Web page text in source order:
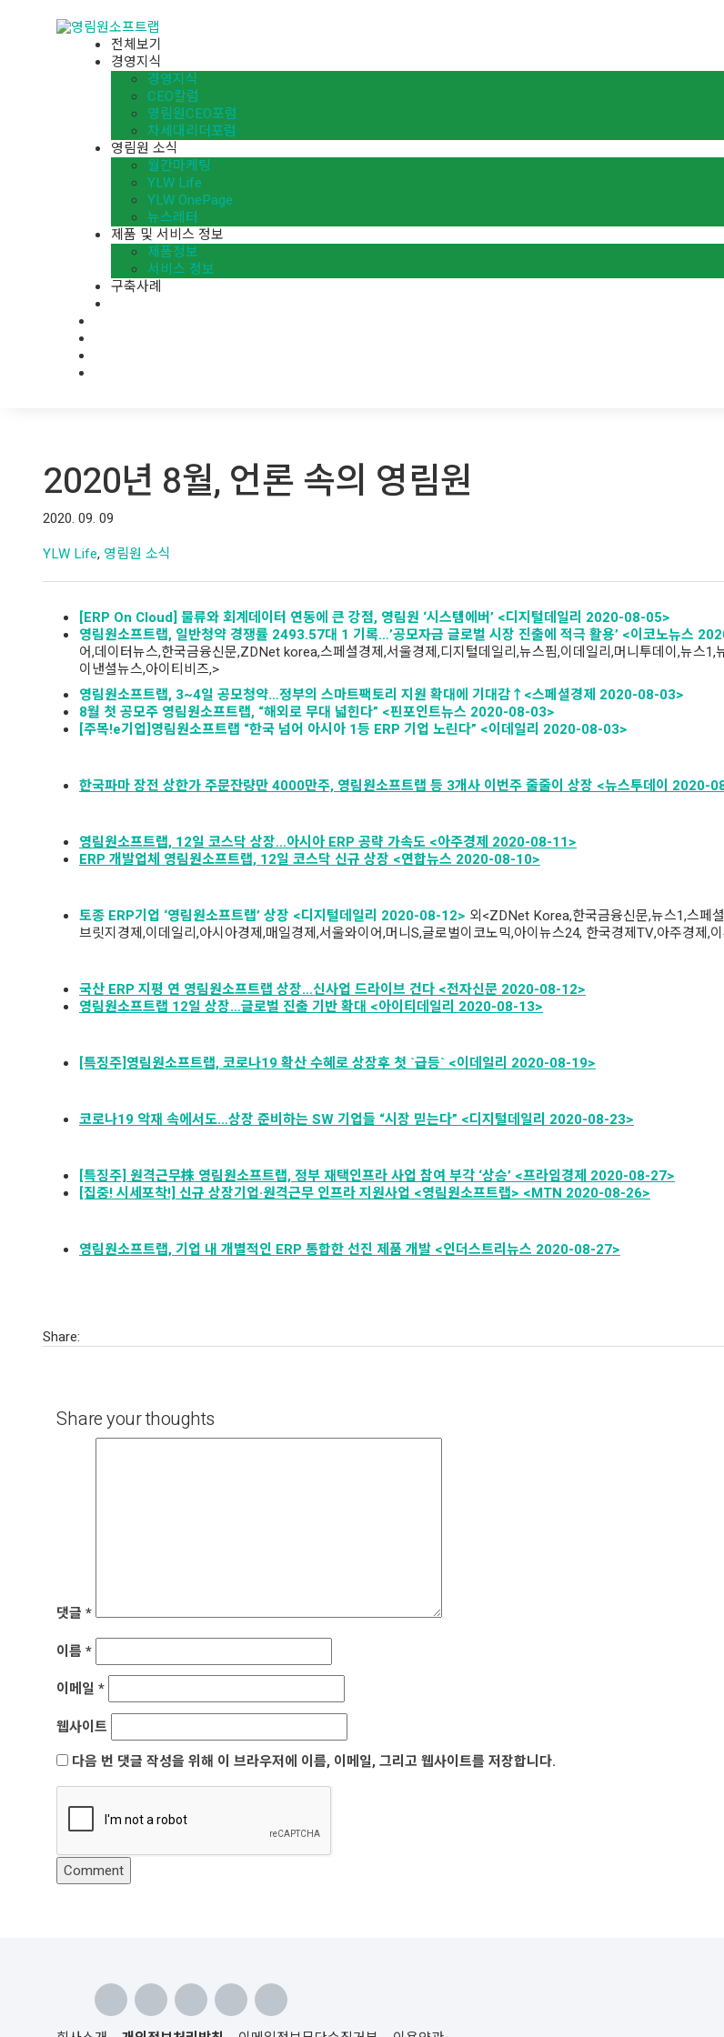
전체보기
경영지식
경영지식
CEO칼럼
영림원CEO포럼
차세대리더포럼
영림원 소식
월간마케팅
YLW Life
YLW OnePage
뉴스레터
제품 및 서비스 정보
제품정보
서비스 정보
구축사례
2020년 8월, 언론 속의 영림원
2020. 09. 09
YLW Life, 영림원 소식
[ERP On Cloud]물류와회계데이터 연동에 큰 강점, 영림원 ‘시스템에버’ <디지털데일리 2020-08-05>
영림원소프트랩, 일반청약경쟁률 2493.57대 1 기록…’공모자금 글로벌 시장 진출에 적극 활용’ <이코노뉴스
어,데이터뉴스,한국금융신문,ZDNet korea,스페셜경제,서울경제,디지털데일리,뉴스핌,이데일리,머니투데이,뉴스
이낸셜뉴스,아이티비즈,>
영림원소프트랩, 3~4일 공모청약…정부의 스마트팩토리 지원 확대에 기대감↑<스페셜경제 2020-08-03>
8월 첫 공모주 영림원소프트랩, “해외로무대 넓힌다” <핀포인트뉴스 2020-08-03>
[주목!e기업]영림원소프트랩 “한국 넘어 아시아 1등 ERP 기업 노린다” <이데일리 2020-08-03>
한국파마 장전 상한가 주문잔량만 4000만주, 영림원소프트랩 등 3개사 이번주 줄줄이 상장 <뉴스투데이 2020-
영림원소프트랩, 12일 코스닥 상장…아시아 ERP 공략 가속도 <아주경제 2020-08-11>
ERP 개발업체 영림원소프트랩, 12일 코스닥 신규 상장 <연합뉴스 2020-08-10>
토종 ERP기업 ‘영림원소프트랩’상장 <디지털데일리 2020-08-12> 외<ZDNet Korea,한국금융신문,뉴스1,스페
브릿지경제,이데일리,아시아경제,매일경제,서울와이어,머니S,글로벌이코노믹,아이뉴스24, 한국경제TV,아주경제,
국산 ERP 지평 연 영림원소프트랩 상장…신사업 드라이브 건다 <전자신문 2020-08-12>
영림원소프트랩 12일 상장…글로벌 진출 기반 확대 <아이티데일리 2020-08-13>
[특징주]영림원소프트랩, 코로나19 확산 수혜로 상장후 첫 `급등` <이데일리 2020-08-19>
코로나19 악재 속에서도…상장 준비하는 SW 기업들 “시장 믿는다” <디지털데일리 2020-08-23>
[특징주] 원격근무株 영림원소프트랩, 정부 재택인프라 사업 참여 부각 ‘상승’ <프라임경제 2020-08-27>
[집중! 시세포착!] 신규 상장기업·원격근무 인프라 지원사업 <영림원소프트랩> <MTN 2020-08-26>
영림원소프트랩, 기업 내 개별적인 ERP 통합한 선진 제품 개발 <인더스트리뉴스 2020-08-27>
Share:
Share your thoughts
댓글 *
이름 *
이메일 *
웹사이트
다음 번 댓글 작성을 위해 이 브라우저에 이름, 이메일, 그리고 웹사이트를 저장합니다.